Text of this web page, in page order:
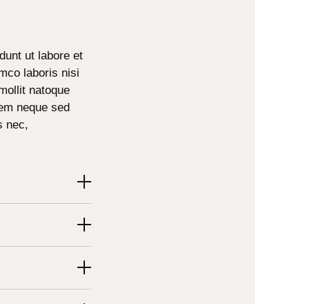
ut labore et
laboris nisi
natoque
neque sed
nec,